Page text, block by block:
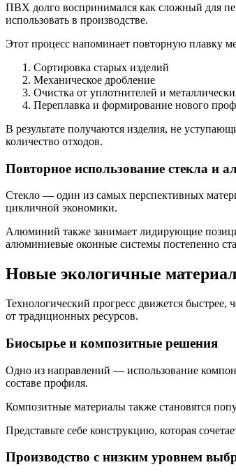
ПВХ долго воспринимался как сложный для
использовать в производстве.
Этот процесс напоминает повторную плавку
Сортировка старых изделий
Механическое дробление
Очистка от уплотнителей и
Переплавка и формирование нового
В результате получаются изделия, не
количество отходов.
Повторное использование стекла и
Стекло — один из самых перспективных
цикличной экономики.
Алюминий также занимает лидирующие
алюминиевые оконные системы постепенно
Новые экологичные
Технологический прогресс движется
от традиционных ресурсов.
Биосырье и композитные решения
Одно из направлений — использование
составе профиля.
Композитные материалы также становятся
Представьте себе конструкцию, которая
Производство с низким уровнем